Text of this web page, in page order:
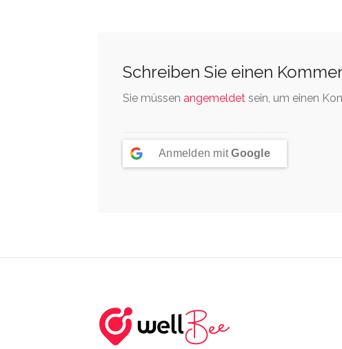
Schreiben Sie einen
Sie müssen angemeldet sein, um einen
Anmelden mitGoogle